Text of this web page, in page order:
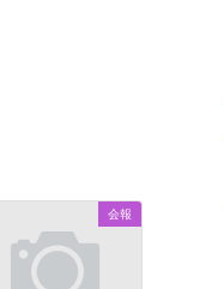
会報